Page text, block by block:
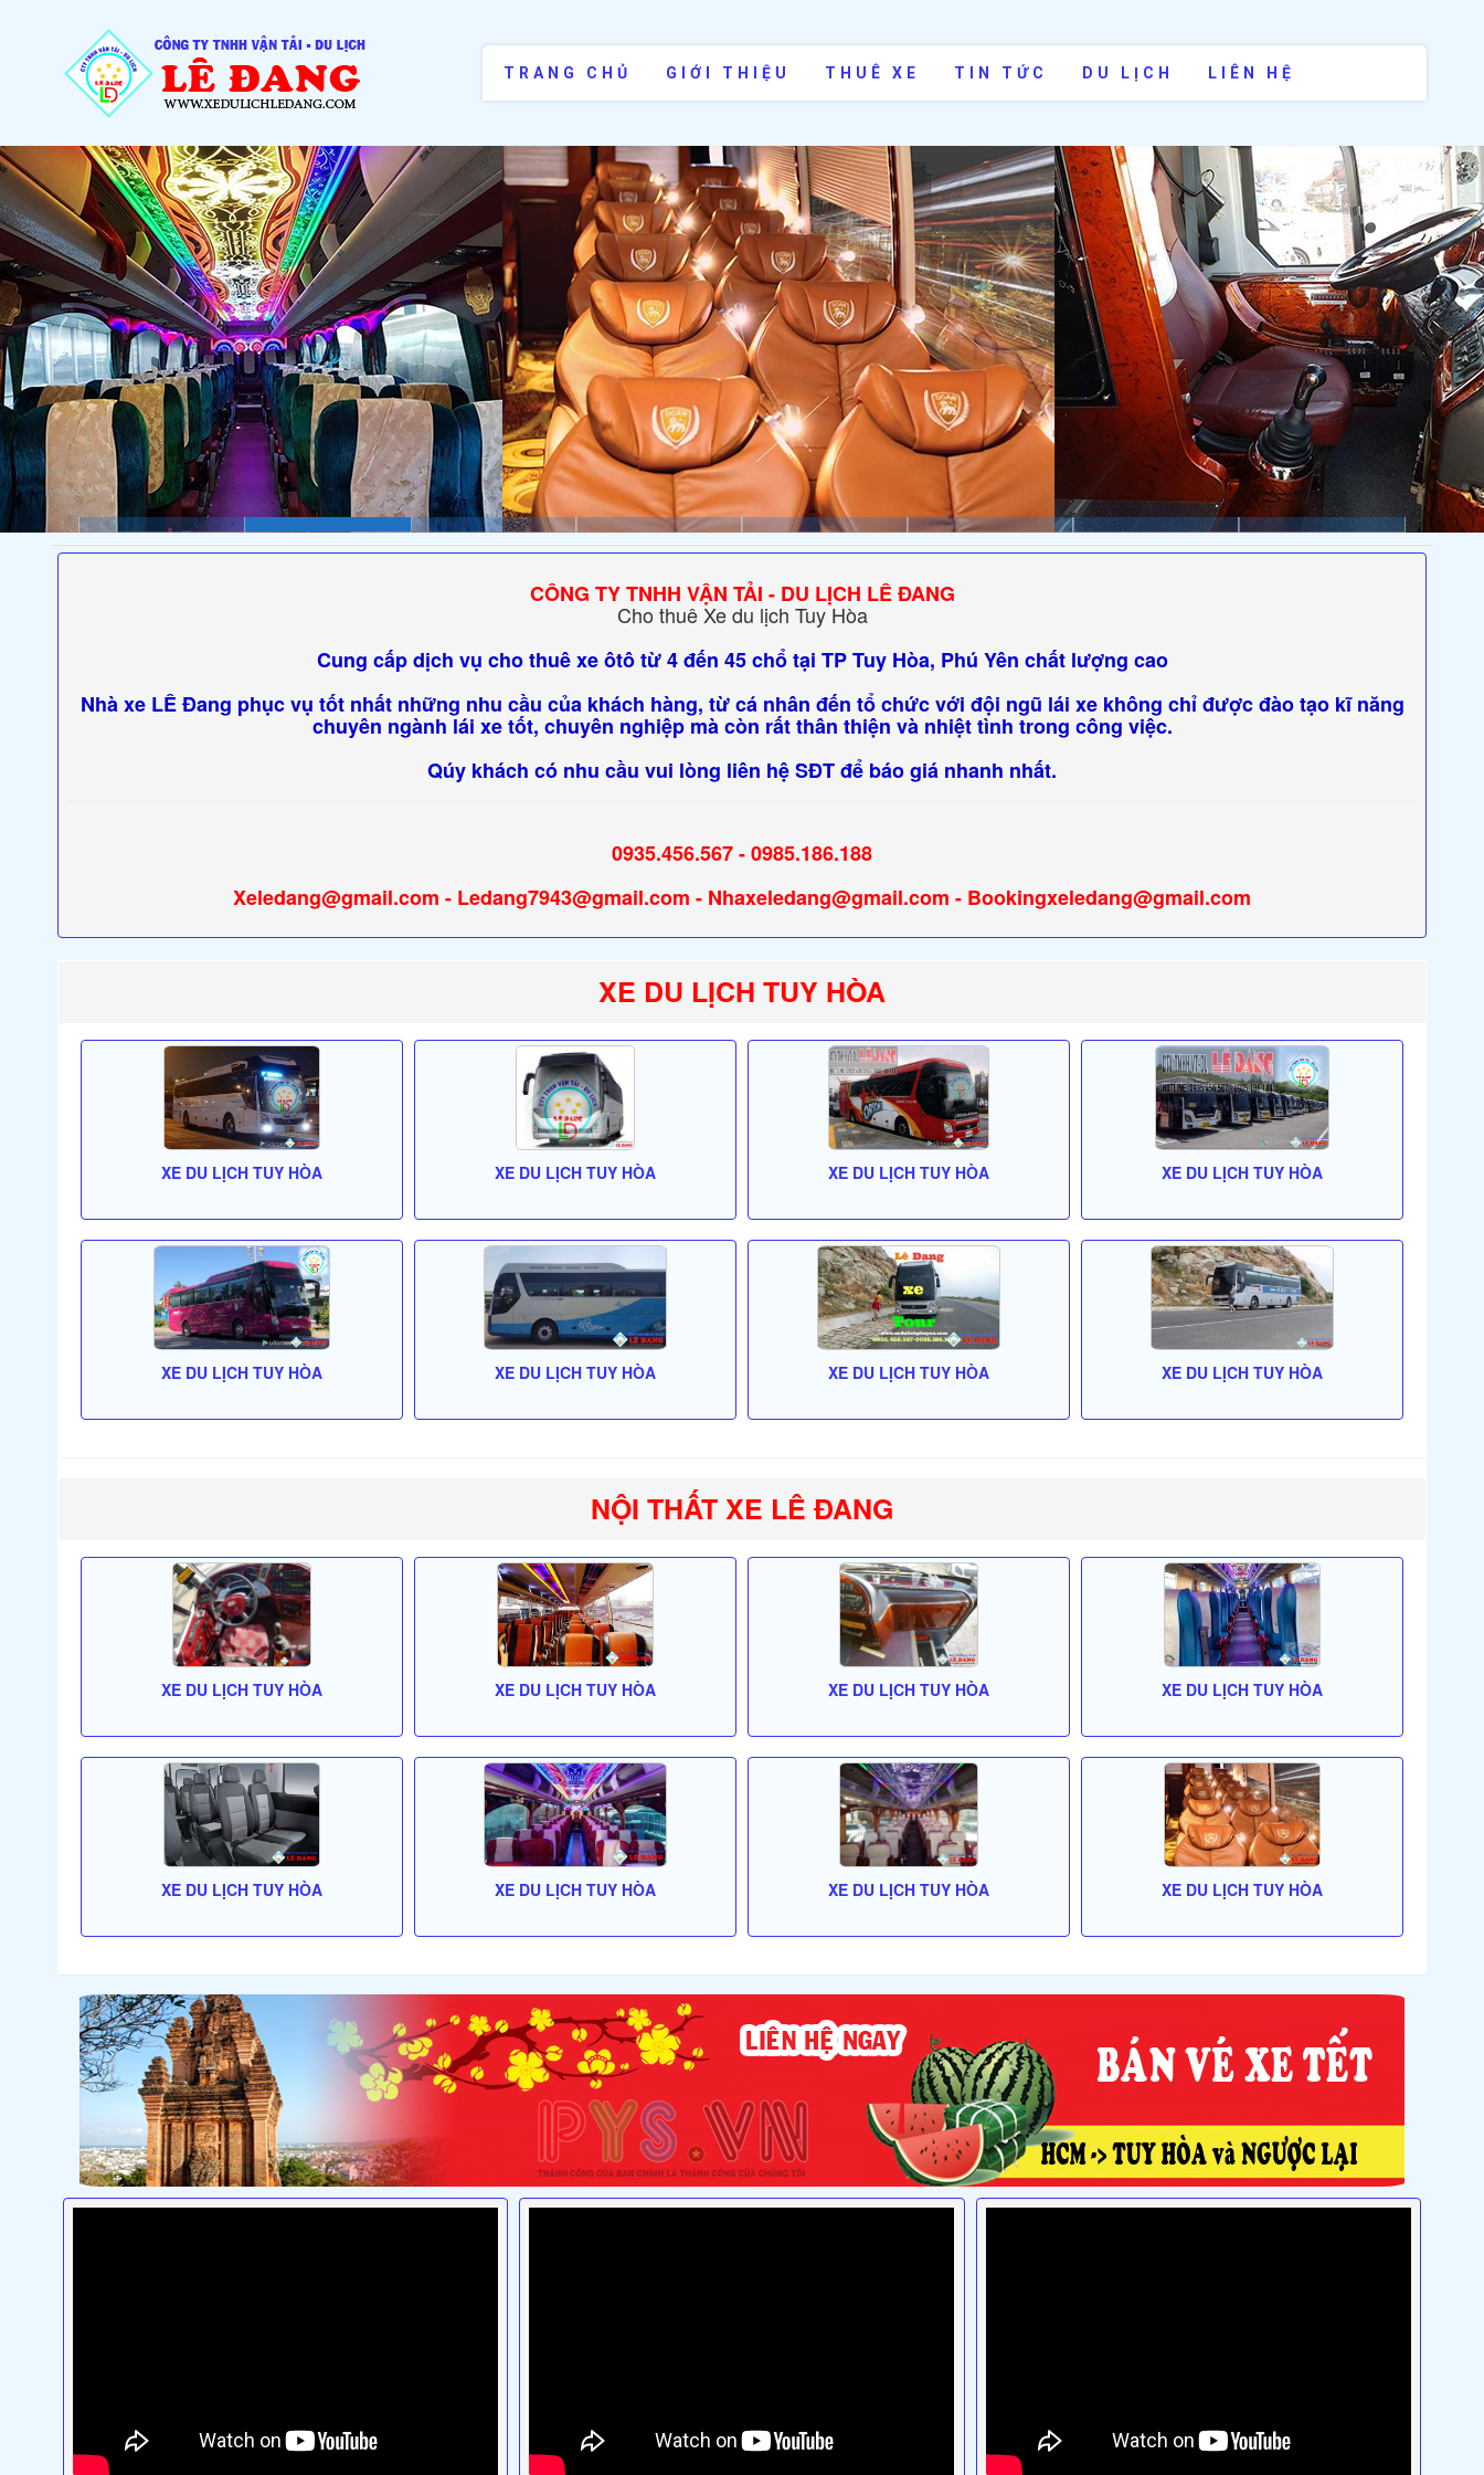
TRANG CHỦ GIỚI THIỆU THUÊ XE TIN TỨC DU LỊCH LIÊN HỆ
CÔNG TY TNHH VẬN TẢI - DU LỊCH LÊ ĐANG
Cho thuê Xe du lịch Tuy Hòa
Cung cấp dịch vụ cho thuê xe ôtô từ 4 đến 45 chổ tại TP Tuy Hòa, Phú Yên chất lượng cao
Nhà xe LÊ Đang phục vụ tốt nhất những nhu cầu của khách hàng, từ cá nhân đến tổ chức với đội ngũ lái xe không chỉ được đào tạo kĩ năng
chuyên ngành lái xe tốt, chuyên nghiệp mà còn rất thân thiện và nhiệt tình trong công việc.
Qúy khách có nhu cầu vui lòng liên hệ SĐT để báo giá nhanh nhất.
0935.456.567 - 0985.186.188
Xeledang@gmail.com - Ledang7943@gmail.com - Nhaxeledang@gmail.com - Bookingxeledang@gmail.com
XE DU LỊCH TUY HÒA
XE DU LỊCH TUY HÒA XE DU LỊCH TUY HÒA XE DU LỊCH TUY HÒA XE DU LỊCH TUY HÒA
XE DU LỊCH TUY HÒA XE DU LỊCH TUY HÒA XE DU LỊCH TUY HÒA XE DU LỊCH TUY HÒA
NỘI THẤT XE LÊ ĐANG
XE DU LỊCH TUY HÒA XE DU LỊCH TUY HÒA XE DU LỊCH TUY HÒA XE DU LỊCH TUY HÒA
XE DU LỊCH TUY HÒA XE DU LỊCH TUY HÒA XE DU LỊCH TUY HÒA XE DU LỊCH TUY HÒA